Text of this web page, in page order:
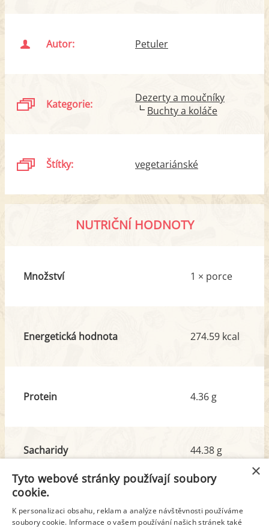
Autor: Petuler
Kategorie:
Dezerty a moučníky
Buchty a koláče
Štítky: vegetariánské
NUTRIČNÍ HODNOTY
Množství 1 × porce
Energetická hodnota 274.59 kcal
Protein 4.36 g
Sacharidy
z toho cukr
44.38 g
29.11 g
Tuk
z toho nas. mastné kyseliny
8.61 g
1.42 g
×
Tyto webové stránky používají soubory
cookie.
K personalizaci obsahu, reklam a analýze návštěvnosti používáme
soubory cookie. Informace o vašem používání našich stránek také